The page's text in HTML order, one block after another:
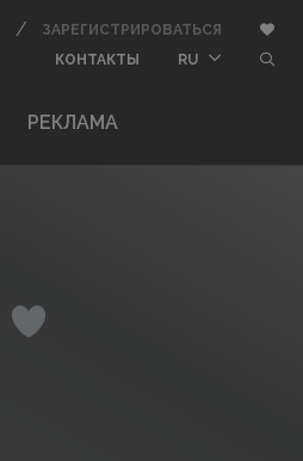
АВТОРИЗОВАТЬСЯ
/ ЗАРЕГИСТРИРОВАТЬСЯ
КОНТАКТЫ
RU
РЕКЛАМА
Понравилось